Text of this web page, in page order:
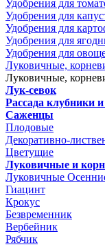
Удобрения для
Удобрения для
Удобрения для
Удобрения для
Удобрения для
Луковичные,
Луковичные,
Лук-севок
Рассада клубники
Саженцы
Плодовые
Декоративно-
Цветущие
Луковичные и
Луковичные
Гиацинт
Крокус
Безвременник
Вербейник
Рябчик